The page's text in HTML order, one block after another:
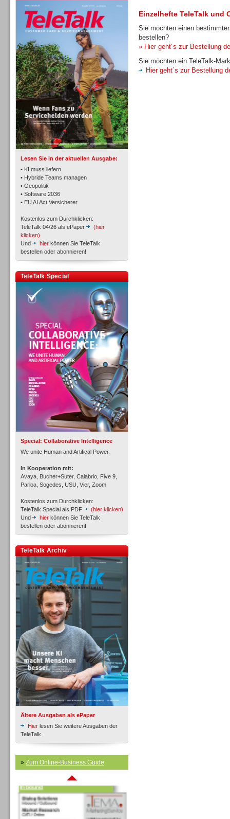
Lesen Sie in der aktuellen Ausgabe:
• KI muss liefern
• Hybride Teams managen
• Geopolitik
• Software 2036
• EU AI Act Versicherer
Kostenlos zum Durchklicken:
TeleTalk 04/26 als ePaper
(hier
klicken)
Und
hier können Sie TeleTalk
bestellen oder abonnieren!
TeleTalk Special
Special: Collaborative Intelligence
We unite Human and Artifical Power.
In Kooperation mit:
Avaya, Bucher+Suter, Calabrio, Five 9,
Parloa, Sogedes, USU, Vier, Zoom
Kostenlos zum Durchklicken:
TeleTalk Special als PDF
(hier klicken)
Und
hier können Sie TeleTalk
bestellen oder abonnieren!
TeleTalk Archiv
Ältere Ausgaben als ePaper
Hier lesen Sie weitere Ausgaben der
TeleTalk.
» Zum Online-Business Guide
TK- und ACD-Systeme
Workforce-Management
Personal
Inbound
Inbound
Inbound
Inbound
Einzelhefte TeleTalk und
Sie möchten einen
bestellen?
» Hier geht´s zur Bestellung
Sie möchten ein TeleTalk-
Hier geht´s zur Bestellung